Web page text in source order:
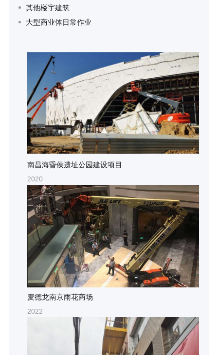
其他楼宇建筑
大型商业体日常作业
南昌海昏侯遗址公园建设项目
2020
麦德龙南京雨花商场
2022